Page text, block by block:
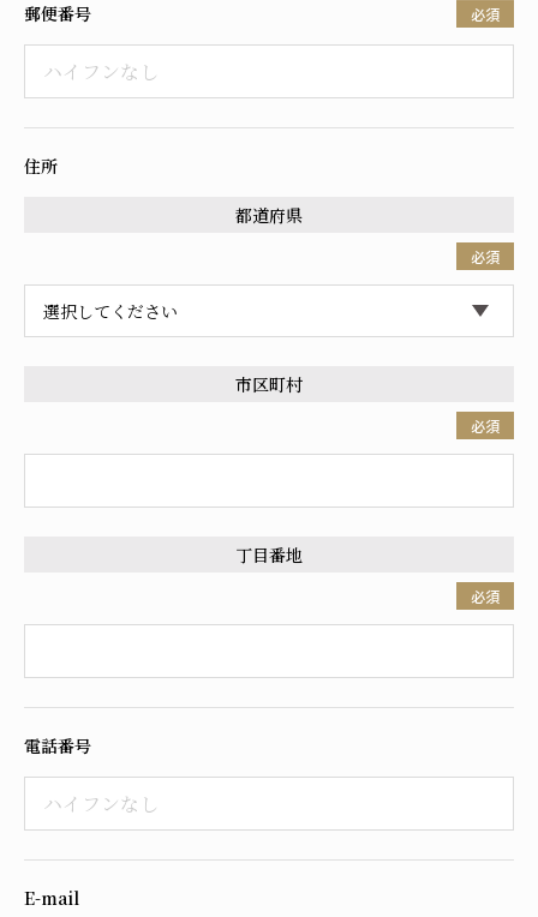
郵便番号 必須
住所
都道府県
必須
市区町村
必須
丁目番地
必須
電話番号
E-mail